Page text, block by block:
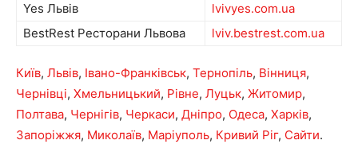
Yes Львів
lvivyes.com.ua
BestRest Ресторани Львова
lviv.bestrest.com.ua
Київ, Львів, Івано-Франківськ, Тернопіль, Вінниця,
Чернівці, Хмельницький, Рівне, Луцьк, Житомир,
Полтава, Чернігів, Черкаси, Дніпро, Одеса, Харків,
Запоріжжя, Миколаїв, Маріуполь, Кривий Ріг, Сайти.